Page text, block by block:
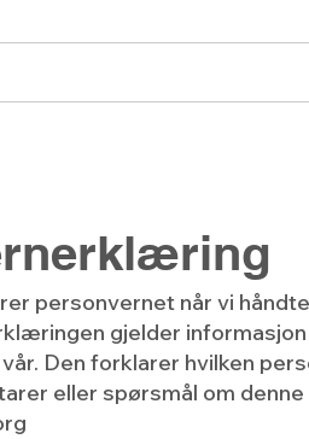
personvernet når vi
gjelder
Den forklarer hvilken
eller spørsmål om